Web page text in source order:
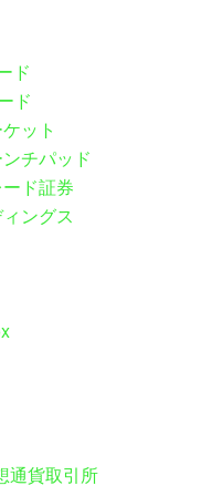
ド
ド
ット
チパッド
ド証券
ングス
通貨取引所